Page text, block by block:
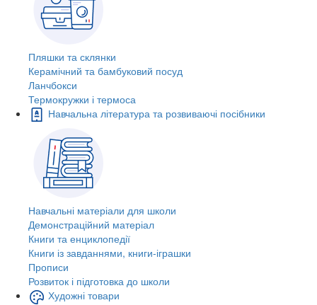
Пляшки та склянки
Керамічний та бамбуковий посуд
Ланчбокси
Термокружки і термоса
Навчальна література та розвиваючі посібники
Навчальні матеріали для школи
Демонстраційний матеріал
Книги та енциклопедії
Книги із завданнями, книги-іграшки
Прописи
Розвиток і підготовка до школи
Художні товари